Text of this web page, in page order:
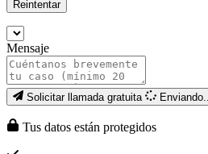
Reintentar
Mensaje
Solicitar llamada gratuita Enviando...
Tus datos están protegidos